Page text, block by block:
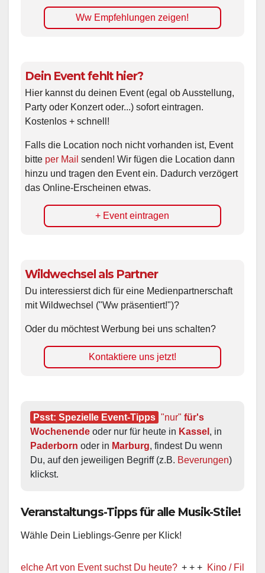
Ww Empfehlungen zeigen!
Dein Event fehlt hier?
Hier kannst du deinen Event (egal ob Ausstellung,
Party oder Konzert oder...) sofort eintragen.
Kostenlos + schnell!
Falls die Location noch nicht vorhanden ist, Event
bitte per Mail senden! Wir fügen die Location dann
hinzu und tragen den Event ein. Dadurch verzögert
das Online-Erscheinen etwas.
+ Event eintragen
Wildwechsel als Partner
Du interessierst dich für eine Medienpartnerschaft
mit Wildwechsel ("Ww präsentiert!")?
Oder du möchtest Werbung bei uns schalten?
Kontaktiere uns jetzt!
Psst: Spezielle Event-Tipps "nur" für's
Wochenende oder nur für heute in Kassel
Paderborn oder in Marburg, findest Du wenn
Du, auf den jeweiligen Begriff (z.B. Beverungen)
klickst.
Veranstaltungs-Tipps für alle Musik-Stile!
Wähle Dein Lieblings-Genre per Klick!
Art von Event suchst Du heute? + + + Kino / Film + + +